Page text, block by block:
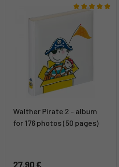
Walther Pirate 2 - album
for 176 photos (50 pages)
27,90 €